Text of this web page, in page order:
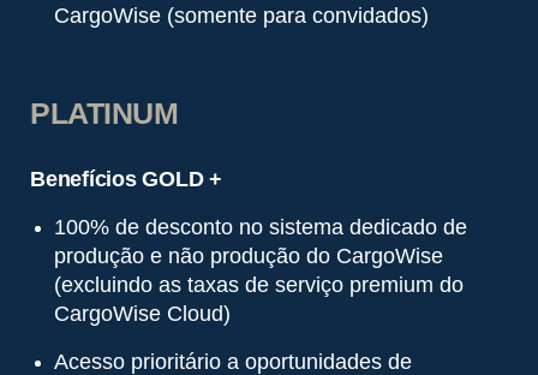
CargoWise (somente para convidados)
PLATINUM
Benefícios GOLD +
100% de desconto no sistema dedicado de
produção e não produção do CargoWise
(excluindo as taxas de serviço premium do
CargoWise Cloud)
Acesso prioritário a oportunidades de